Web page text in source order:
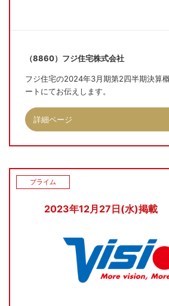
（8860）フジ住宅株式会社
フジ住宅の2024年3月期第2四半期決算
ートにてお伝えします。
詳細ページ
2023年12月27日(水)掲載
プライム